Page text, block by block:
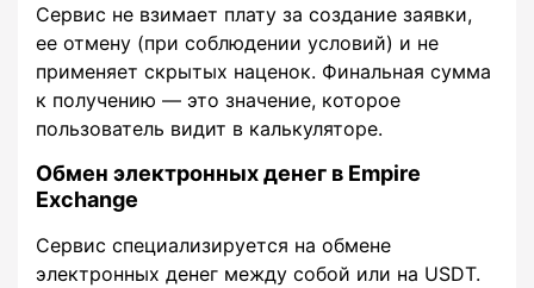
Сервис не взимает плату за создание заявки,
ее отмену (при соблюдении условий) и не
применяет скрытых наценок. Финальная сумма
к получению — это значение, которое
пользователь видит в калькуляторе.
Обмен электронных денег в Empire
Exchange
Сервис специализируется на обмене
электронных денег между собой или на USDT.